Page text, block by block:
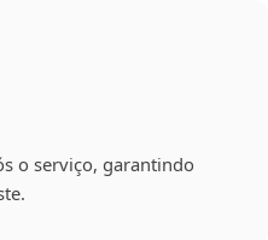
o serviço, garantindo